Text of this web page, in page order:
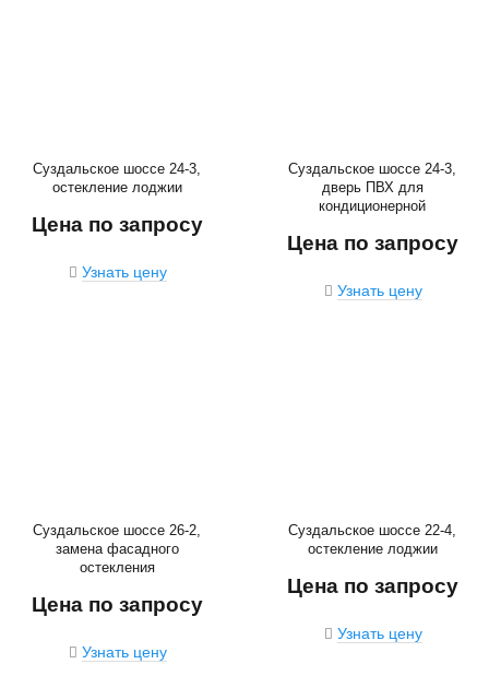
Суздальское шоссе 24-3,
остекление лоджии
Цена по запросу
Узнать цену
Суздальское шоссе 24-3,
дверь ПВХ для
кондиционерной
Цена по запросу
Узнать цену
Суздальское шоссе 26-2,
замена фасадного
остекления
Цена по запросу
Узнать цену
Суздальское шоссе 22-4,
остекление лоджии
Цена по запросу
Узнать цену